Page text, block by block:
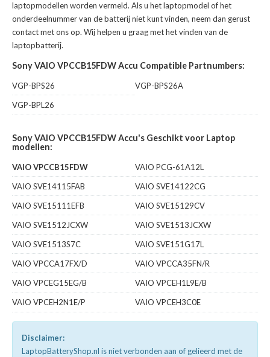
laptopmodellen worden vermeld. Als u het laptopmodel of het
onderdeelnummer van de batterij niet kunt vinden, neem dan gerust
contact met ons op. Wij helpen u graag met het vinden van de
laptopbatterij.
Sony VAIO VPCCB15FDW Accu Compatible Partnumbers:
VGP-BPS26
VGP-BPS26A
VGP-BPL26
Sony VAIO VPCCB15FDW Accu's Geschikt voor Laptop
modellen:
VAIO VPCCB15FDW
VAIO PCG-61A12L
VAIO SVE14115FAB
VAIO SVE14122CG
VAIO SVE15111EFB
VAIO SVE15129CV
VAIO SVE1512JCXW
VAIO SVE1513JCXW
VAIO SVE1513S7C
VAIO SVE151G17L
VAIO VPCCA17FX/D
VAIO VPCCA35FN/R
VAIO VPCEG15EG/B
VAIO VPCEH1L9E/B
VAIO VPCEH2N1E/P
VAIO VPCEH3C0E
Disclaimer:
LaptopBatteryShop.nl is niet verbonden aan of gelieerd met de